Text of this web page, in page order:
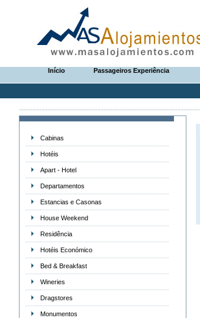
Início Passageiros Experiência
Cabinas
Hotéis
Apart - Hotel
Departamentos
Estancias e Casonas
House Weekend
Residência
Hotéis Económico
Bed & Breakfast
Wineries
Dragstores
Monumentos